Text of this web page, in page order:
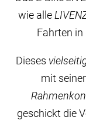
wie alle
Fahrten in
Dieses
mit
geschickt die